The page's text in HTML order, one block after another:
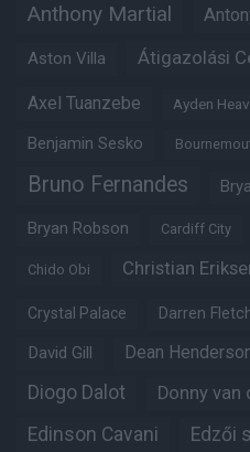
Anthony Martial
Aston Villa Átigazolási
Axel Tuanzebe Ayden
Benjamin Sesko
Bruno Fernandes
Bryan Robson Cardiff City
Chido Obi Christian
Crystal Palace Darren
David Gill Dean
Diogo Dalot Donny van
Edinson Cavani Edzői